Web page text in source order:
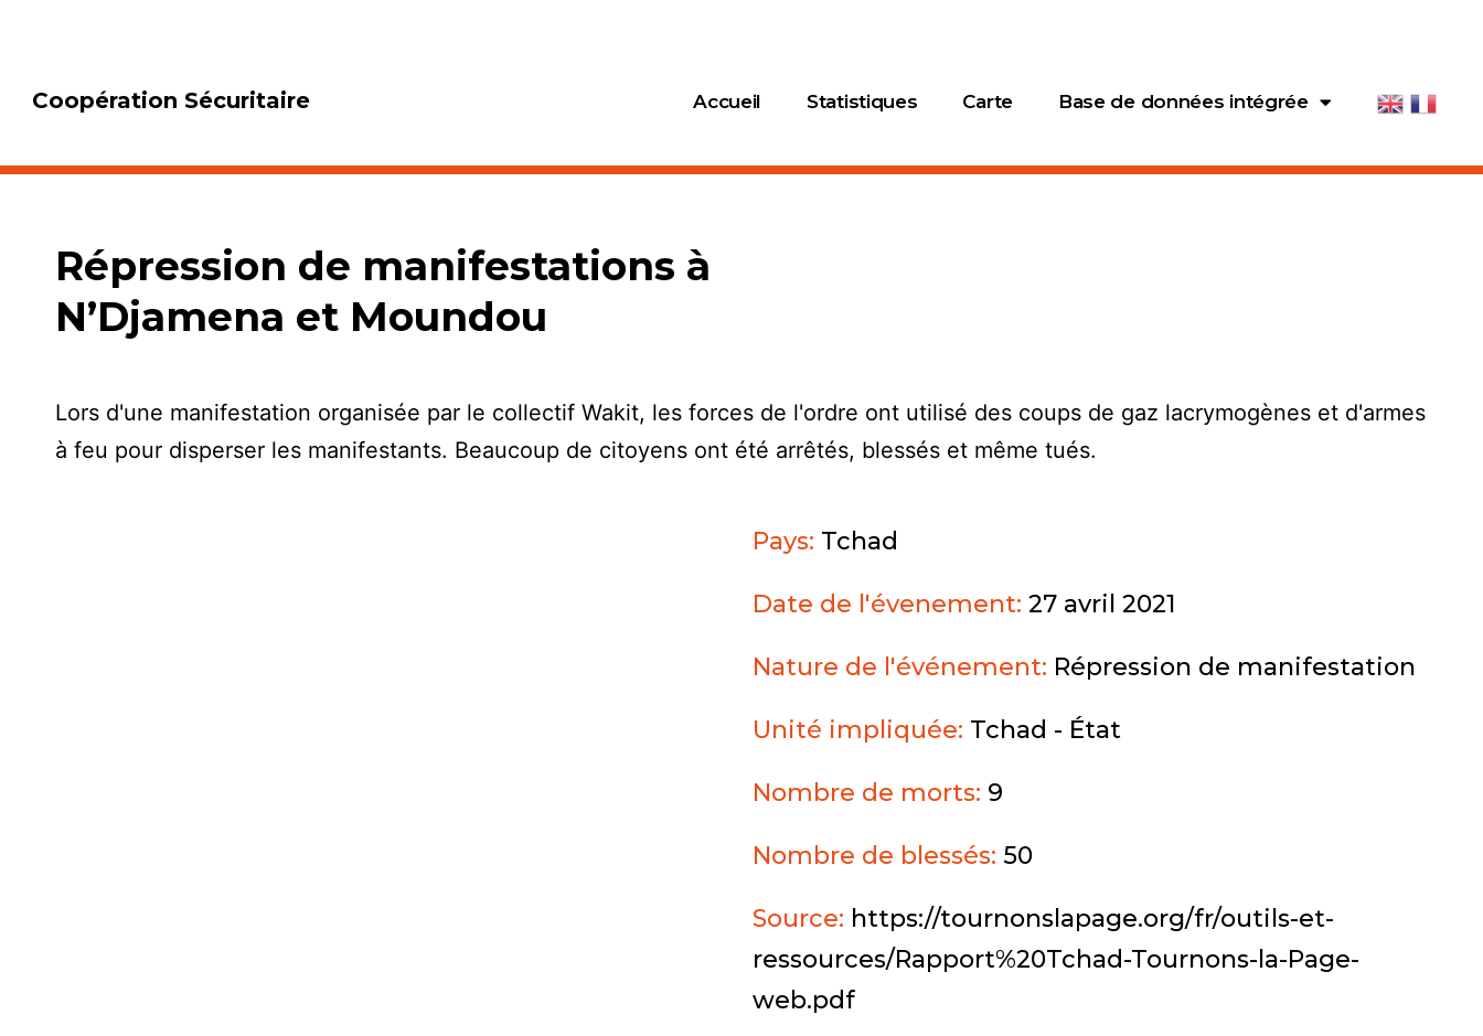
Coopération Sécuritaire Accueil Statistiques Carte Base de données intégrée
Répression de manifestations à
N’Djamena et Moundou
Lors d'une manifestation organisée par le collectif Wakit, les forces de l'ordre ont utilisé des coups de gaz lacrymogènes et d'armes
à feu pour disperser les manifestants. Beaucoup de citoyens ont été arrêtés, blessés et même tués.
Pays: Tchad
Date de l'évenement: 27 avril 2021
Nature de l'événement: Répression de manifestation
Unité impliquée: Tchad - État
Nombre de morts: 9
Nombre de blessés: 50
Source: https://tournonslapage.org/fr/outils-et-
ressources/Rapport%20Tchad-Tournons-la-Page-
web.pdf